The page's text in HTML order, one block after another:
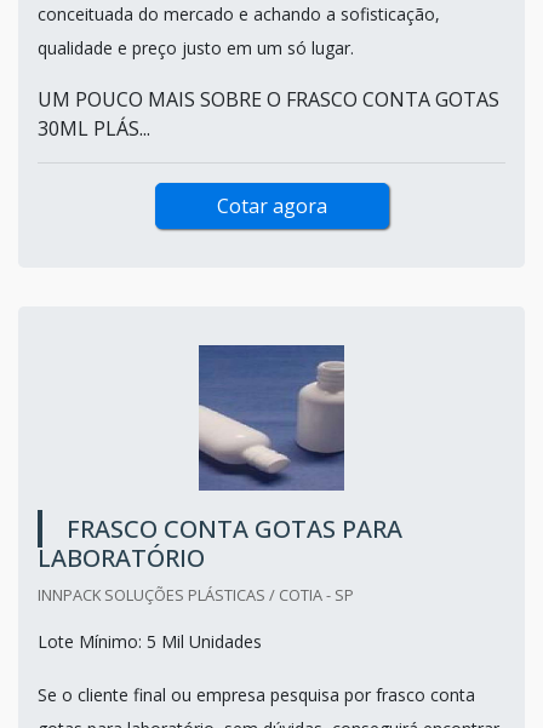
conceituada do mercado e achando a sofisticação,
qualidade e preço justo em um só lugar.
UM POUCO MAIS SOBRE O FRASCO CONTA GOTAS
30ML PLÁS...
Cotar agora
FRASCO CONTA GOTAS PARA
LABORATÓRIO
INNPACK SOLUÇÕES PLÁSTICAS / COTIA - SP
Lote Mínimo: 5 Mil Unidades
Se o cliente final ou empresa pesquisa por frasco conta